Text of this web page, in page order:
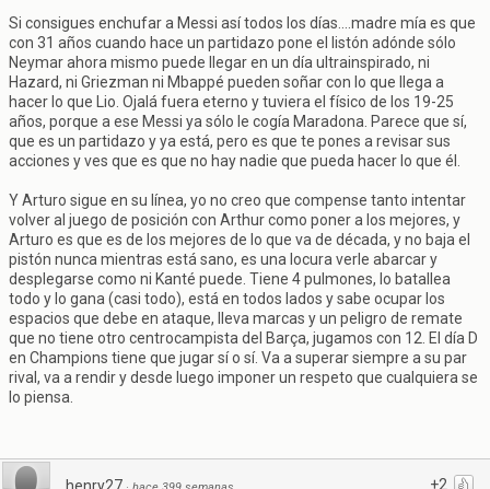
Si consigues enchufar a Messi así todos los días....madre mía es que
con 31 años cuando hace un partidazo pone el listón adónde sólo
Neymar ahora mismo puede llegar en un día ultrainspirado, ni
Hazard, ni Griezman ni Mbappé pueden soñar con lo que llega a
hacer lo que Lio. Ojalá fuera eterno y tuviera el físico de los 19-25
años, porque a ese Messi ya sólo le cogía Maradona. Parece que sí,
que es un partidazo y ya está, pero es que te pones a revisar sus
acciones y ves que es que no hay nadie que pueda hacer lo que él.
Y Arturo sigue en su línea, yo no creo que compense tanto intentar
volver al juego de posición con Arthur como poner a los mejores, y
Arturo es que es de los mejores de lo que va de década, y no baja el
pistón nunca mientras está sano, es una locura verle abarcar y
desplegarse como ni Kanté puede. Tiene 4 pulmones, lo batallea
todo y lo gana (casi todo), está en todos lados y sabe ocupar los
espacios que debe en ataque, lleva marcas y un peligro de remate
que no tiene otro centrocampista del Barça, jugamos con 12. El día D
en Champions tiene que jugar sí o sí. Va a superar siempre a su par
rival, va a rendir y desde luego imponer un respeto que cualquiera se
lo piensa.
+2